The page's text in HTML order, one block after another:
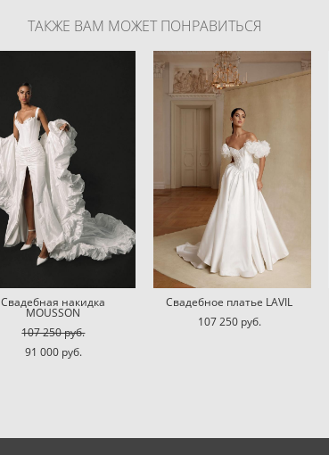
ТАКЖЕ ВАМ МОЖЕТ ПОНРАВИТЬСЯ
Свадебная накидка
MOUSSON
107 250 pуб.
91 000 pуб.
Свадебное платье LAVIL
107 250 pуб.